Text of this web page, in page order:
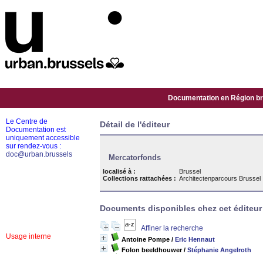
Documentation en Région
Détail de l'éditeur
Mercatorfonds
localisé à :
Brussel
Collections rattachées : Architectenparcours Brussel
Documents disponibles chez cet éditeur
Affiner la recherche
Antoine Pompe / Eric Hennaut
Folon beeldhouwer/ Stéphanie Angelroth
Le Centre de
Documentation est
uniquement accessible
sur rendez-vous :
doc@urban.brussels
Usage interne